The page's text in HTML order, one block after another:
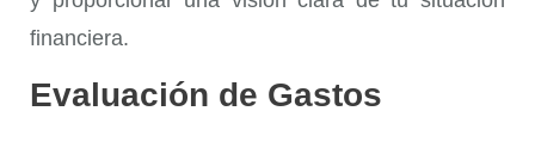
financiera.
Evaluación de Gastos